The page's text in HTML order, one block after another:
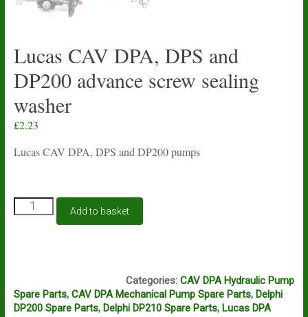
Lucas CAV DPA, DPS and
DP200 advance screw sealing
washer
£2.23
Lucas CAV DPA, DPS and DP200 pumps
Lucas
CAV
screw
sealing
Add to basket
Categories: CAV DPA Hydraulic Pump
Spare Parts, CAV DPA Mechanical Pump Spare Parts, Delphi
DP200 Spare Parts, Delphi DP210 Spare Parts, Lucas DPA